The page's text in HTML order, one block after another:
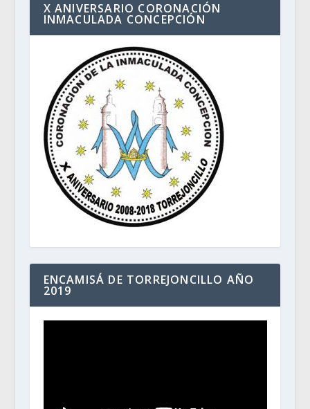
X ANIVERSARIO CORONACIÓN
INMACULADA CONCEPCIÓN
ENCAMISÁ DE TORREJONCILLO AÑO
2019